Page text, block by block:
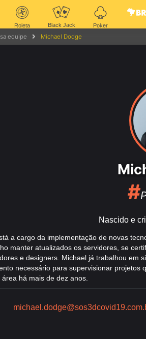
Roleta Black Jack Poker
equipe Michael Dodge
#
Nascido e
a cargo da implementação de novas
manter atualizados os servidores, se
e designers. Michael já trabalhou em
necessário para supervisionar
há mais de dez anos.